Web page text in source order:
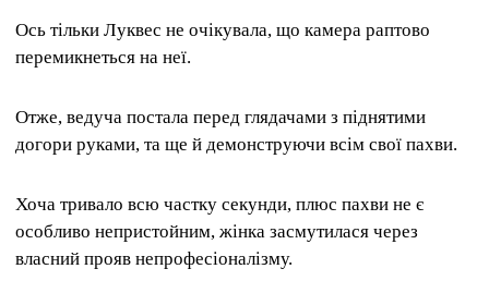
Ось тільки Луквес не очікувала, що камера раптово
перемикнеться на неї.
Отже, ведуча постала перед глядачами з піднятими
догори руками, та ще й демонструючи всім свої пахви.
Хоча тривало всю частку секунди, плюс пахви не є
особливо непристойним, жінка засмутилася через
власний прояв непрофесіоналізму.